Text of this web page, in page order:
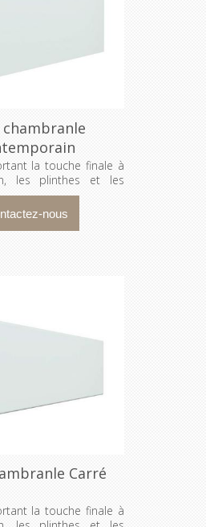
chambranle
la touche finale à
les plinthes et les
les espaces
et l’encadrement
d’une fenêtre.
Carré
la touche finale à